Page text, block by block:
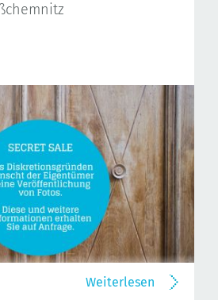
Weiterlesen